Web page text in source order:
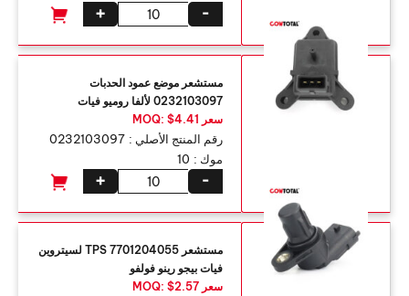
+ -
مستشعر موضع عمود الحدبات
0232103097 لألفا روميو فيات
سعر MOQ: $4.41
رقم المنتج الأصلي : 0232103097
موك : 10
+ -
مستشعر TPS 7701204055 لسيتروين
فيات بيجو رينو فولفو
سعر MOQ: $2.57